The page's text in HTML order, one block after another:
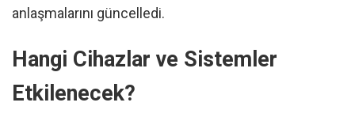
anlaşmalarını güncelledi.
Hangi Cihazlar ve Sistemler
Etkilenecek?